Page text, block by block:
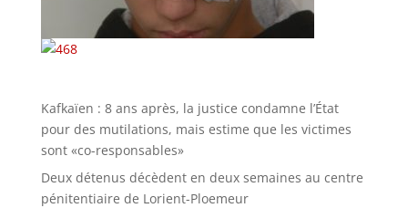
Kafkaïen : 8 ans après, la justice condamne l’État
pour des mutilations, mais estime que les victimes
sont «co-responsables»
Deux détenus décèdent en deux semaines au centre
pénitentiaire de Lorient-Ploemeur